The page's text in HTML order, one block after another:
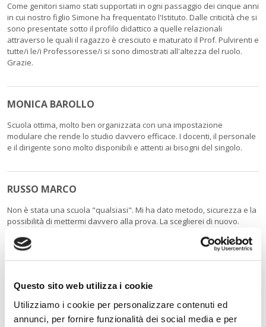
Questo sito web utilizza i cookie
Utilizziamo i cookie per personalizzare contenuti ed
annunci, per fornire funzionalità dei social media e per
Come genitori siamo stati supportati in ogni passaggio dei cinque anni
in cui nostro figlio Simone ha frequentato l'Istituto. Dalle criticità che si
sono presentate sotto il profilo didattico a quelle relazionali
attraverso le quali il ragazzo è cresciuto e maturato il Prof. Pulvirenti e
tutte/i le/i Professoresse/i si sono dimostrati all'altezza del ruolo.
Grazie.
MONICA BAROLLO
Scuola ottima, molto ben organizzata con una impostazione
modulare che rende lo studio davvero efficace. I docenti, il personale
e il dirigente sono molto disponibili e attenti ai bisogni del singolo.
RUSSO MARCO
Non è stata una scuola "qualsiasi". Mi ha dato metodo, sicurezza e la
possibilità di mettermi davvero alla prova. La sceglierei di nuovo.
PARISI ANDREA
Porto con me un ottimo ricordo della Scuola Freud. Mi ha dato una